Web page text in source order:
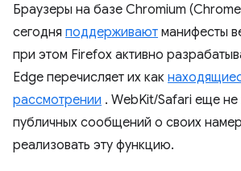
Браузеры на базе Chromium
сегодня поддерживают манифесты
при этом Firefox активно
Edge перечисляет их как
рассмотрении . WebKit/Safari еще
публичных сообщений о своих
реализовать эту функцию.